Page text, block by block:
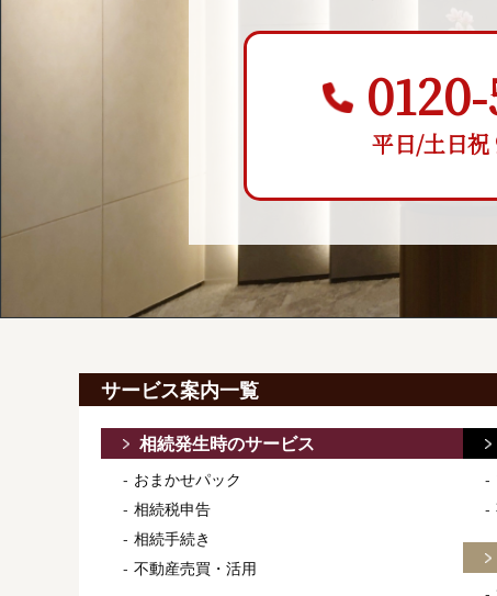
平日/土日祝
サービス案内一覧
相続発生時のサービス
おまかせパック
相続税申告
相続手続き
不動産売買・活用